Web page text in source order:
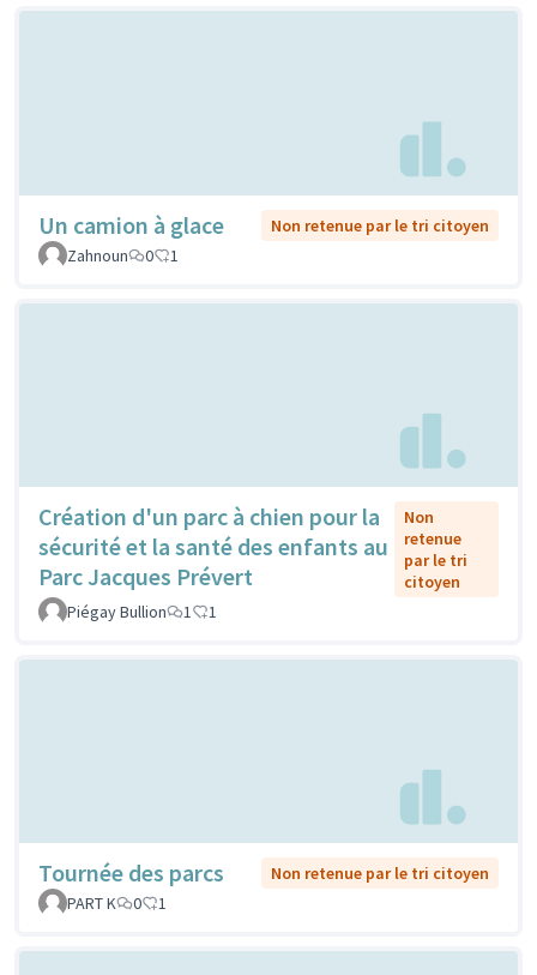
Un camion à glace
Non retenue par le tri citoyen
Zahnoun
0 1
Création d'un parc à chien pour la
sécurité et la santé des enfants au
Parc Jacques Prévert
Non
retenue
par le tri
citoyen
Piégay Bullion
1 1
Tournée des parcs
Non retenue par le tri citoyen
PART K
0 1